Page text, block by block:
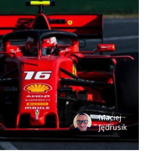
Maciej
Jędrusik